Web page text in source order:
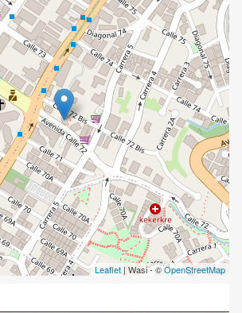
Leaflet| Wasi - ©OpenStreetMap